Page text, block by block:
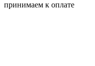
принимаем к оплате